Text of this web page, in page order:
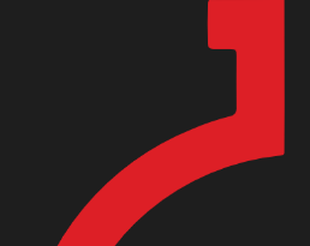
Encuentra nuestras sedes y puntos
Aseo